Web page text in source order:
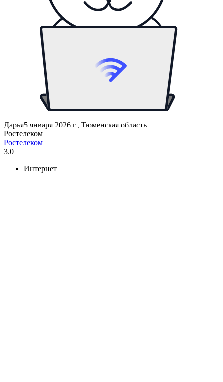
Дарья5 января 2026 г., Тюменская область
Ростелеком
Ростелеком
3.0
Интернет